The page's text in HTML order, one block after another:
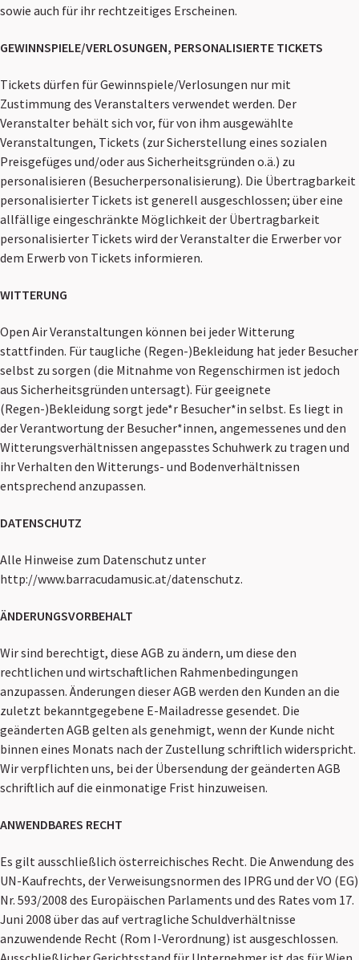
sowie auch für ihr rechtzeitiges Erscheinen.
GEWINNSPIELE/VERLOSUNGEN, PERSONALISIERTE TICKETS
Tickets dürfen für Gewinnspiele/Verlosungen nur mit
Zustimmung des Veranstalters verwendet werden. Der
Veranstalter behält sich vor, für von ihm ausgewählte
Veranstaltungen, Tickets (zur Sicherstellung eines sozialen
Preisgefüges und/oder aus Sicherheitsgründen o.ä.) zu
personalisieren (Besucherpersonalisierung). Die Übertragbarkeit
personalisierter Tickets ist generell ausgeschlossen; über eine
allfällige eingeschränkte Möglichkeit der Übertragbarkeit
personalisierter Tickets wird der Veranstalter die Erwerber vor
dem Erwerb von Tickets informieren.
WITTERUNG
Open Air Veranstaltungen können bei jeder Witterung
stattfinden. Für taugliche (Regen-)Bekleidung hat jeder Besucher
selbst zu sorgen (die Mitnahme von Regenschirmen ist jedoch
aus Sicherheitsgründen untersagt). Für geeignete
(Regen-)Bekleidung sorgt jede*r Besucher*in selbst. Es liegt in
der Verantwortung der Besucher*innen, angemessenes und den
Witterungsverhältnissen angepasstes Schuhwerk zu tragen und
ihr Verhalten den Witterungs- und Bodenverhältnissen
entsprechend anzupassen.
DATENSCHUTZ
Alle Hinweise zum Datenschutz unter
http://www.barracudamusic.at/datenschutz.
ÄNDERUNGSVORBEHALT
Wir sind berechtigt, diese AGB zu ändern, um diese den
rechtlichen und wirtschaftlichen Rahmenbedingungen
anzupassen. Änderungen dieser AGB werden den Kunden an die
zuletzt bekanntgegebene E-Mailadresse gesendet. Die
geänderten AGB gelten als genehmigt, wenn der Kunde nicht
binnen eines Monats nach der Zustellung schriftlich widerspricht.
Wir verpflichten uns, bei der Übersendung der geänderten AGB
schriftlich auf die einmonatige Frist hinzuweisen.
ANWENDBARES RECHT
Es gilt ausschließlich österreichisches Recht. Die Anwendung des
UN-Kaufrechts, der Verweisungsnormen des IPRG und der VO (EG)
Nr. 593/2008 des Europäischen Parlaments und des Rates vom 17.
Juni 2008 über das auf vertragliche Schuldverhältnisse
anzuwendende Recht (Rom I-Verordnung) ist ausgeschlossen.